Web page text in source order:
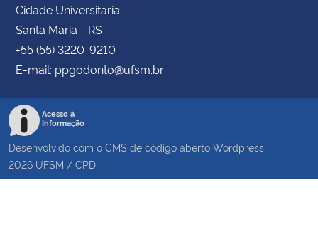
Cidade Universitária
Santa Maria - RS
+55 (55) 3220-9210
E-mail: ppgodonto@ufsm.br
Acesso à
Informação
Desenvolvido com o CMS de código aberto Wordpress
2026 UFSM / CPD